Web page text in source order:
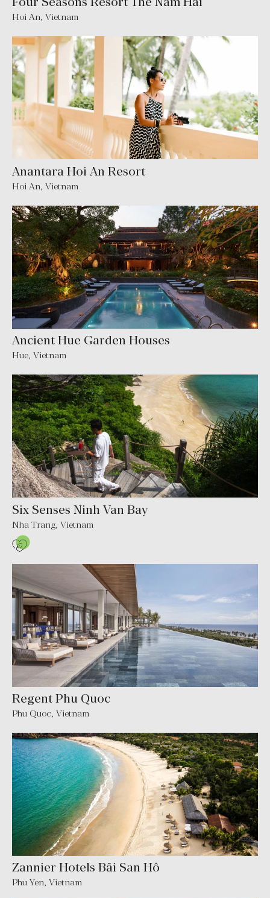
Hoi An, Vietnam
Anantara Hoi An Resort
Hoi An, Vietnam
Ancient Hue Garden Houses
Hue, Vietnam
Six Senses Ninh Van Bay
Nha Trang, Vietnam
Regent Phu Quoc
Phu Quoc, Vietnam
Zannier Hotels Bãi San Hô
Phu Yen, Vietnam